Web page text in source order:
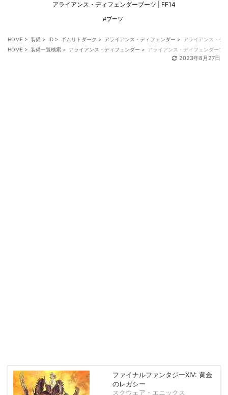
アライアンス・ディフェンダーブーツ | FF14
#ブーツ
HOME > 装備 > ID > ギムリトダーク > アライアンス・ディフェンダー > アライアンス・デ
HOME > 装備一覧検索 > アライアンス・ディフェンダー > アライアンス・ディフェンダーブ
2023年8月27日
ファイナルファンタジーXIV: 黄金
のレガシー
スクウェア・エニックス